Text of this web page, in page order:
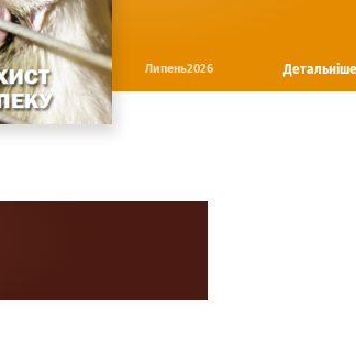
Липень2026 Детальніше